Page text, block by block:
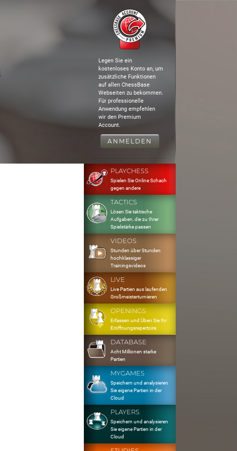
Legen Sie ein
kostenloses Konto an, um
zusätzliche Funktionen
auf allen ChessBase
Webseiten zu bekommen.
Für professionelle
Anwendung empfehlen
wir den Premium
Account.
ANMELDEN
PLAYCHESS
Spielen Sie Online Schach
gegen andere
TACTICS
Lösen Sie taktische
Aufgaben, die zu Ihrer
Spielstärke passen
VIDEOS
Stunden über Stunden
hochklassiger
Trainingsvideos
LIVE
Live Partien aus laufenden
Großmeisterturnieren
OPENINGS
Erfassen und Üben Sie Ihr
Eröffnungsrepertoire
DATABASE
Acht Millionen starke
Partien
MYGAMES
Speichern und analysieren
Sie eigene Partien in der
Cloud
PLAYERS
Speichern und analysieren
Sie eigene Partien in der
Cloud